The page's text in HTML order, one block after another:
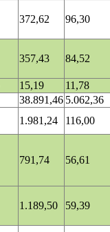
372,62 96,30
357,43 84,52
15,19
11,78
38.891,46 5.062,36
1.981,24
116,00
791,74 56,61
1.189,50 59,39